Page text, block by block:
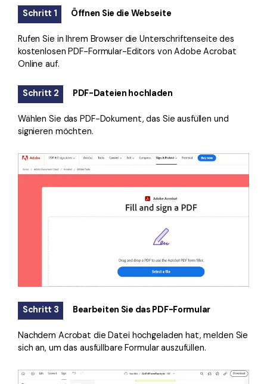
Schritt 1 Öffnen Sie die Webseite
Rufen Sie in Ihrem Browser die Unterschriftenseite des
kostenlosen PDF-Formular-Editors von Adobe Acrobat
Online auf.
Schritt 2 PDF-Dateien hochladen
Wählen Sie das PDF-Dokument, das Sie ausfüllen und
signieren möchten.
Schritt 3 Bearbeiten Sie das PDF-Formular
Nachdem Acrobat die Datei hochgeladen hat, melden Sie
sich an, um das ausfüllbare Formular auszufüllen.